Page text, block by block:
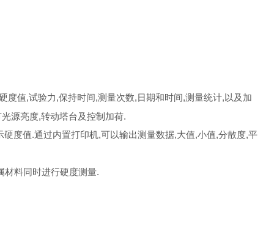
度值,试验力,保持时间,测量次数,日期和时间,测量统计,以及加
源亮度,转动塔台及控制加荷.
度值.通过内置打印机,可以输出测量数据,大值,小值,分散度,平
材料同时进行硬度测量.